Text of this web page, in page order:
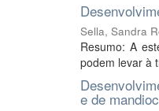
Sella, Sandra
Resumo: A
podem levar à
e de